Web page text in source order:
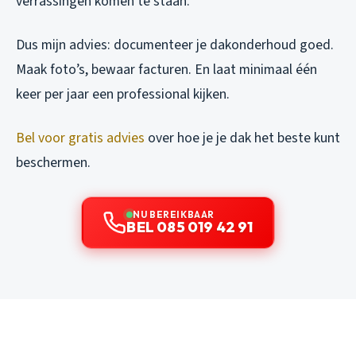
Dus mijn advies: documenteer je dakonderhoud goed.
Maak foto’s, bewaar facturen. En laat minimaal één
keer per jaar een professional kijken.
Bel voor gratis advies over hoe je je dak het beste kunt
beschermen.
NU BEREIKBAAR
BEL 085 019 42 91